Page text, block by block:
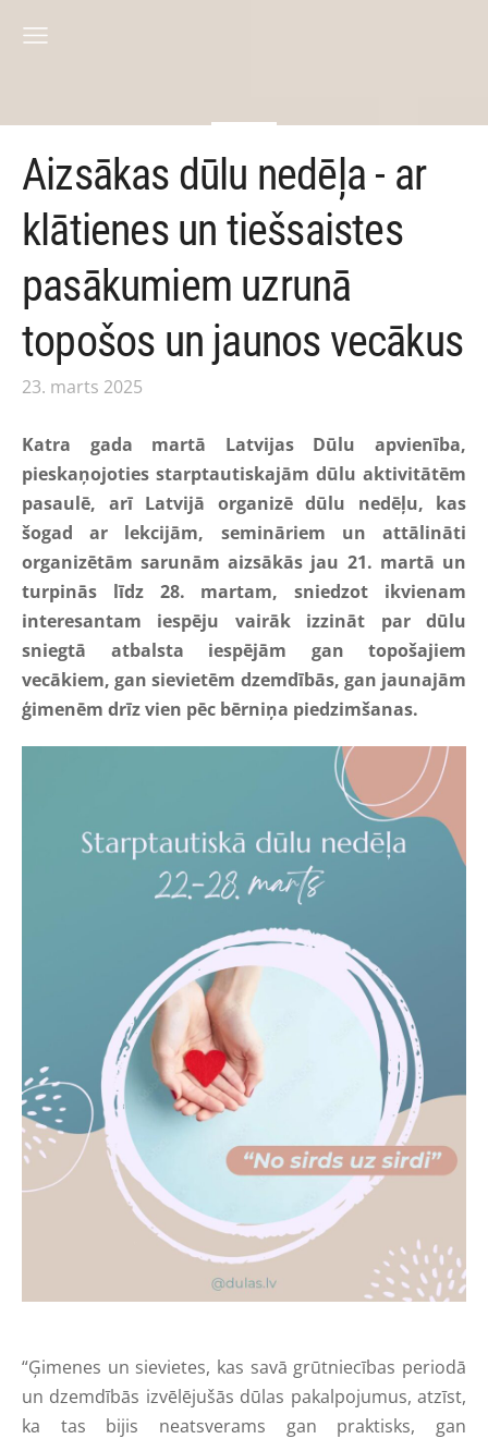
Aizsākas dūlu nedēļa - ar
klātienes un tiešsaistes
pasākumiem uzrunā
topošos un jaunos vecākus
23. marts 2025
Katra gada martā Latvijas Dūlu apvienība,
pieskaņojoties starptautiskajām dūlu aktivitātēm
pasaulē, arī Latvijā organizē dūlu nedēļu, kas
šogad ar lekcijām, semināriem un attālināti
organizētām sarunām aizsākās jau 21. martā un
turpinās līdz 28. martam, sniedzot ikvienam
interesantam iespēju vairāk izzināt par dūlu
sniegtā atbalsta iespējām gan topošajiem
vecākiem, gan sievietēm dzemdībās, gan jaunajām
ģimenēm drīz vien pēc bērniņa piedzimšanas.
“Ģimenes un sievietes, kas savā grūtniecības periodā
un dzemdībās izvēlējušās dūlas pakalpojumus, atzīst,
ka tas bijis neatsverams gan praktisks, gan